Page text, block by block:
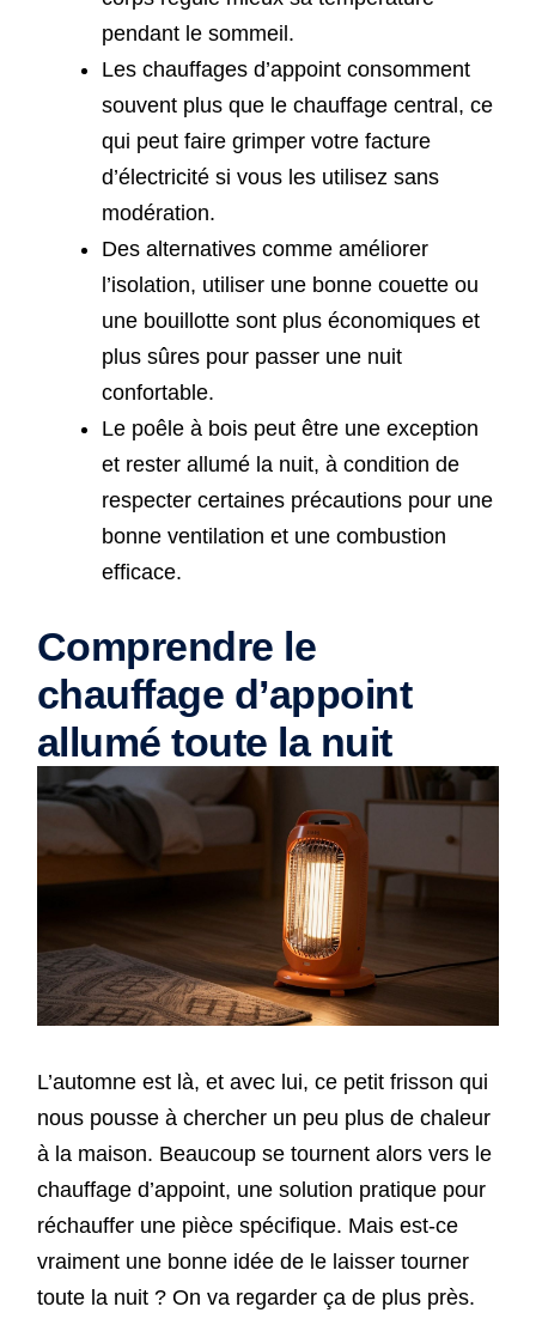
pendant le sommeil.
Les chauffages d’appoint consomment
souvent plus que le chauffage central, ce
qui peut faire grimper votre facture
d’électricité si vous les utilisez sans
modération.
Des alternatives comme améliorer
l’isolation, utiliser une bonne couette ou
une bouillotte sont plus économiques et
plus sûres pour passer une nuit
confortable.
Le poêle à bois peut être une exception
et rester allumé la nuit, à condition de
respecter certaines précautions pour une
bonne ventilation et une combustion
efficace.
Comprendre le
chauffage d’appoint
allumé toute la nuit
L’automne est là, et avec lui, ce petit frisson qui
nous pousse à chercher un peu plus de chaleur
à la maison. Beaucoup se tournent alors vers le
chauffage d’appoint, une solution pratique pour
réchauffer une pièce spécifique. Mais est-ce
vraiment une bonne idée de le laisser tourner
toute la nuit ? On va regarder ça de plus près.